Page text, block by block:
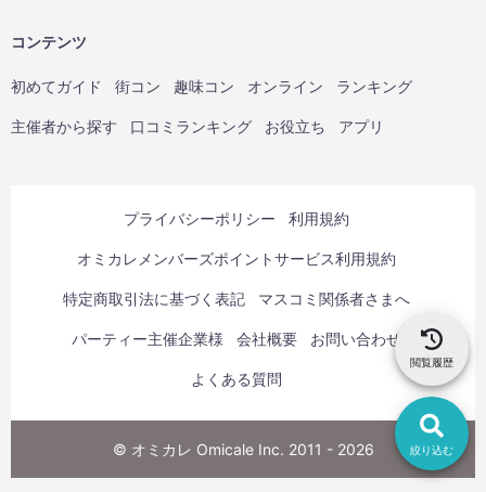
絞り込む
閲覧履歴
コンテンツ
初めてガイド 街コン 趣味コン オンライン ランキング
主催者から探す 口コミランキング お役立ち アプリ
プライバシーポリシー 利用規約
オミカレメンバーズポイントサービス利用規約
特定商取引法に基づく表記 マスコミ関係者さまへ
パーティー主催企業様 会社概要 お問い合わせ
よくある質問
© オミカレ Omicale Inc. 2011 - 2026